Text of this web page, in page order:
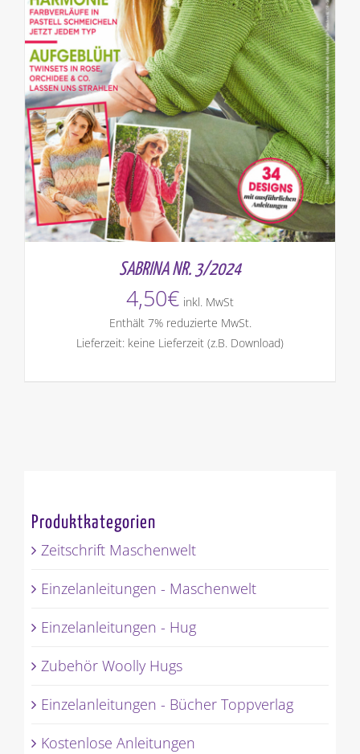
SABRINA NR. 3/2024
4,50€ inkl. MwSt
Enthält 7% reduzierte MwSt.
Lieferzeit: keine Lieferzeit (z.B. Download)
Produktkategorien
Zeitschrift Maschenwelt
Einzelanleitungen - Maschenwelt
Einzelanleitungen - Hug
Zubehör Woolly Hugs
Einzelanleitungen - Bücher Toppverlag
Kostenlose Anleitungen